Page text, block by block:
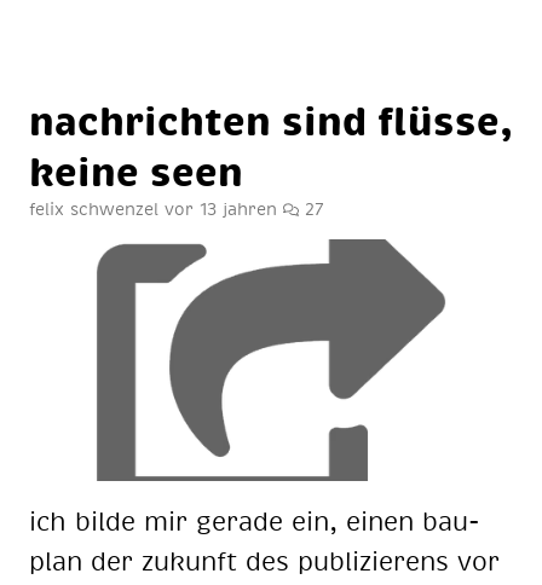
nach­rich­ten sind flüs­se,
kei­ne seen
felix schwenzel vor 13 jahren 27
ich bil­de mir ge­ra­de ein, ei­nen bau­
plan der zu­kunft des pu­bli­zie­rens vor